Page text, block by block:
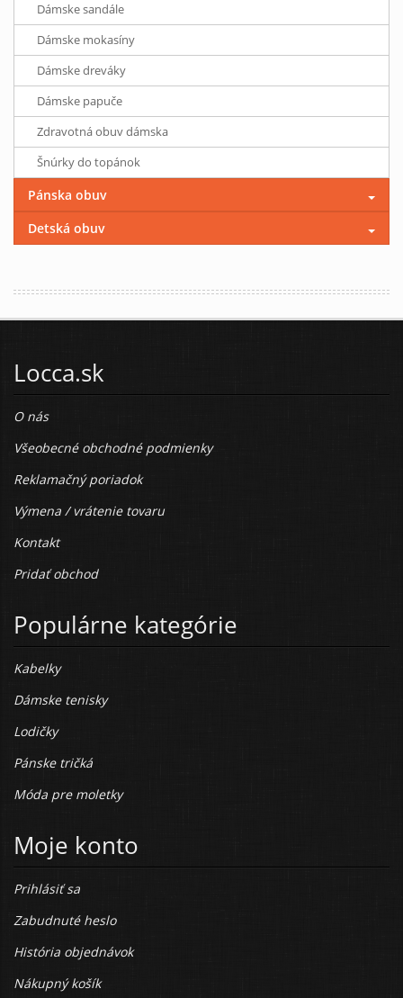
Dámske sandále
Dámske mokasíny
Dámske dreváky
Dámske papuče
Zdravotná obuv dámska
Šnúrky do topánok
Pánska obuv
Detská obuv
Locca.sk
O nás
Všeobecné obchodné podmienky
Reklamačný poriadok
Výmena / vrátenie tovaru
Kontakt
Pridať obchod
Populárne kategórie
Kabelky
Dámske tenisky
Lodičky
Pánske tričká
Móda pre moletky
Moje konto
Prihlásiť sa
Zabudnuté heslo
História objednávok
Nákupný košík